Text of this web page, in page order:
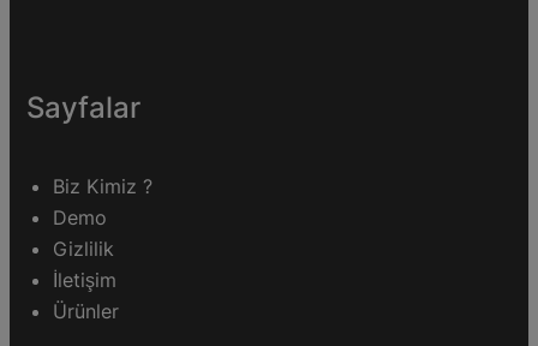
Sayfalar
Biz Kimiz ?
Demo
Gizlilik
İletişim
Ürünler